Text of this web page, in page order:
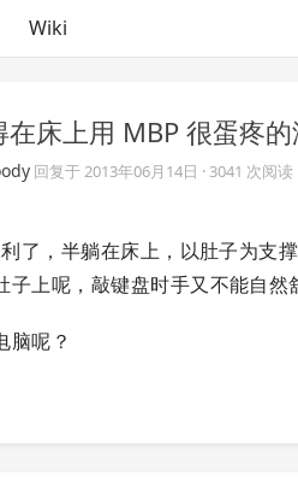
Wiki
床上用 MBP 很蛋疼的
回复于2013年06月14日 · 3041 次阅读
了，半躺在床上，以肚子为支
上呢，敲键盘时手又不能自然
脑呢？